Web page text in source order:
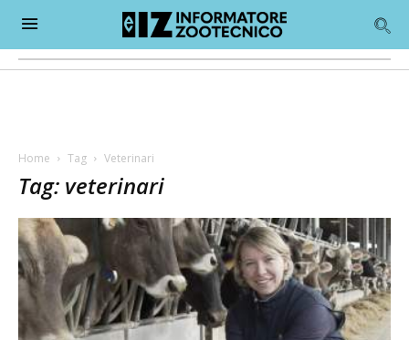
Home Tag Veterinari
Tag: veterinari